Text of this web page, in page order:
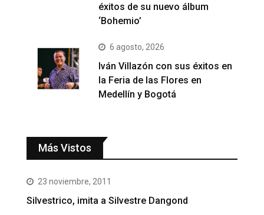
éxitos de su nuevo álbum
‘Bohemio’
6 agosto, 2026
Iván Villazón con sus éxitos en
la Feria de las Flores en
Medellín y Bogotá
Más Vistos
23 noviembre, 2011
Silvestrico, imita a Silvestre Dangond